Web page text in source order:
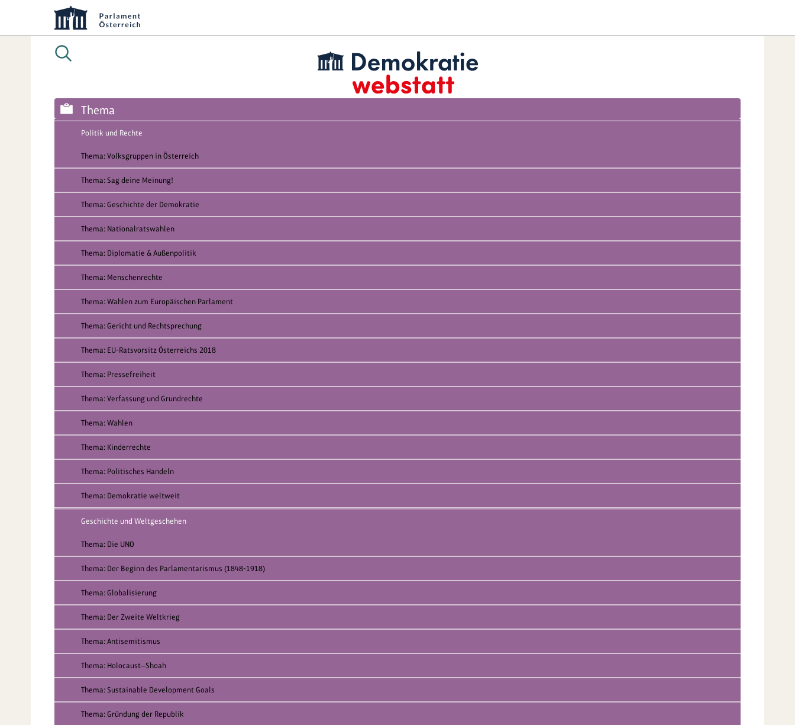
Thema
Politik und Rechte
Thema: Volksgruppen in Österreich
Thema: Sag deine Meinung!
Thema: Geschichte der Demokratie
Thema: Nationalratswahlen
Thema: Diplomatie & Außenpolitik
Thema: Menschenrechte
Thema: Wahlen zum Europäischen Parlament
Thema: Gericht und Rechtsprechung
Thema: EU-Ratsvorsitz Österreichs 2018
Thema: Pressefreiheit
Thema: Verfassung und Grundrechte
Thema: Wahlen
Thema: Kinderrechte
Thema: Politisches Handeln
Thema: Demokratie weltweit
Geschichte und Weltgeschehen
Thema: Die UNO
Thema: Der Beginn des Parlamentarismus (1848-1918)
Thema: Globalisierung
Thema: Der Zweite Weltkrieg
Thema: Antisemitismus
Thema: Holocaust—Shoah
Thema: Sustainable Development Goals
Thema: Gründung der Republik